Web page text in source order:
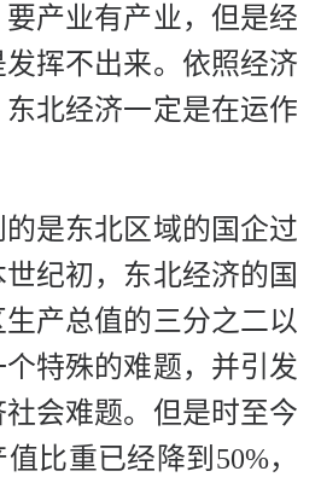
产业有产业，但是经
挥不出来。依照经济
北经济一定是在运作
是东北区域的国企过
纪初，东北经济的国
产总值的三分之二以
个特殊的难题，并引发
会难题。但是时至今
比重已经降到50%，